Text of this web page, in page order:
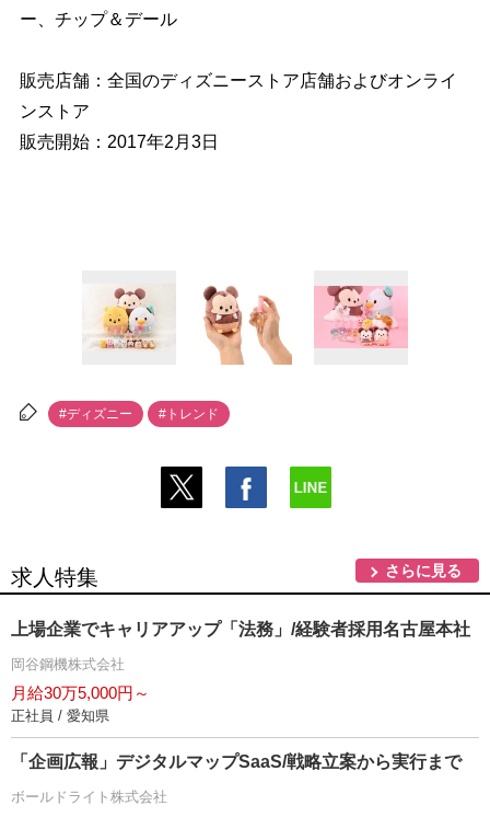
ー、チップ＆デール
販売店舗：全国のディズニーストア店舗およびオンライ
ンストア
販売開始：2017年2月3日
#ディズニー #トレンド
求人特集 さらに見る
上場企業でキャリアアップ「法務」/経験者採用名古屋本社
岡谷鋼機株式会社
月給30万5,000円～
正社員 / 愛知県
「企画広報」デジタルマップSaaS/戦略立案から実行まで
ボールドライト株式会社